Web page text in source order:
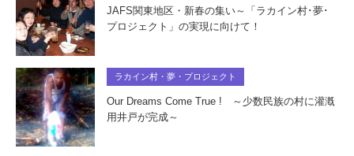
JAFS関東地区・新春の集い～「ラカイン村･夢･
プロジェクト」の実現に向けて！
ラカイン村・夢・プロジェクト
Our Dreams Come True ! ～少数民族の村に灌漑
用井戸が完成～